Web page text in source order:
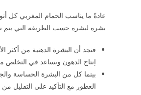
عادةً ما يناسب الحمام المغربي كل
بشرة لبشرة حسب الطريقة التي يتم
إنتاج الدهون ويساعد في التخلص
العطور مع التأكيد على التقليل